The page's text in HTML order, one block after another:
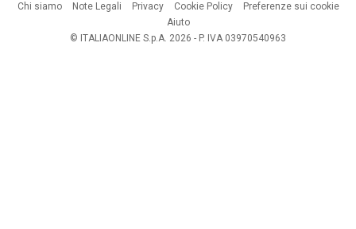
Chi siamo Note Legali Privacy Cookie Policy
Preferenze sui cookie
Aiuto
© ITALIAONLINE S.p.A. 2026 - P. IVA 03970540963